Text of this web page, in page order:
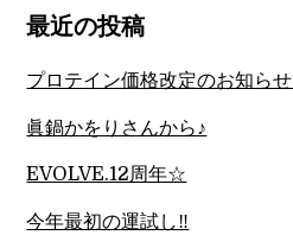
最近の投稿
プロテイン価格改定のお知らせ
眞鍋かをりさんから♪
EVOLVE.12周年☆
今年最初の運試し‼︎